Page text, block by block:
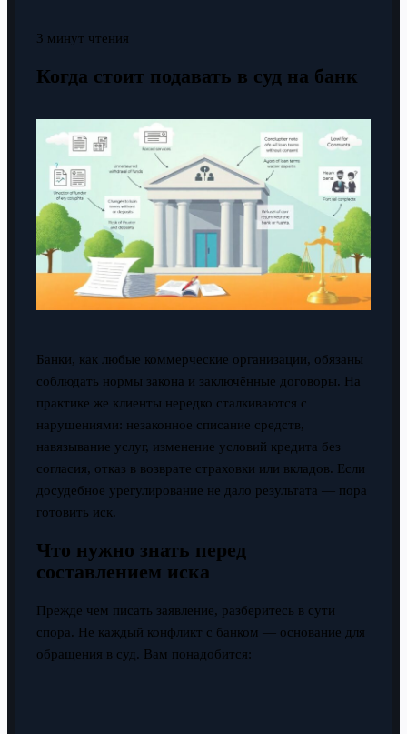
3 минут чтения
Когда стоит подавать в суд на банк
Банки, как любые коммерческие организации, обязаны
соблюдать нормы закона и заключённые договоры. На
практике же клиенты нередко сталкиваются с
нарушениями: незаконное списание средств,
навязывание услуг, изменение условий кредита без
согласия, отказ в возврате страховки или вкладов. Если
досудебное урегулирование не дало результата — пора
готовить иск.
Что нужно знать перед
составлением иска
Прежде чем писать заявление, разберитесь в сути
спора. Не каждый конфликт с банком — основание для
обращения в суд. Вам понадобится: